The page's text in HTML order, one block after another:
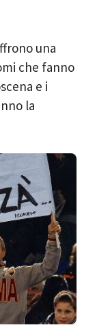
una
che fanno
e i
la